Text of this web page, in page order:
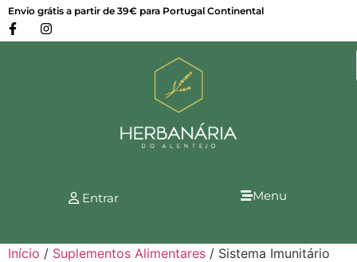
Envio grátis a partir de 39€ para Portugal Continental
Entrar Menu
Início / Suplementos Alimentares / Sistema Imunitário